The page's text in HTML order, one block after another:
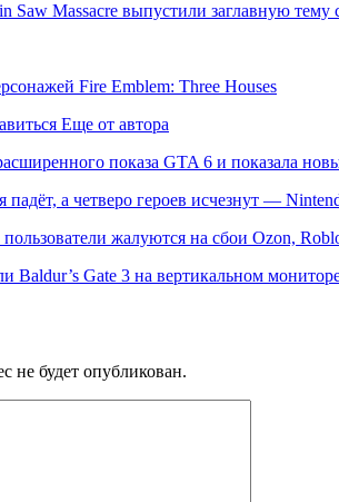
Saw Massacre выпустили заглавную тему
Fire Emblem: Three Houses
Еще от автора
показа GTA 6 и показала
падёт, а четверо героев исчезнут —
пользователи жалуются на сбои Ozon,
Baldur’s Gate 3 на вертикальном
не будет опубликован.